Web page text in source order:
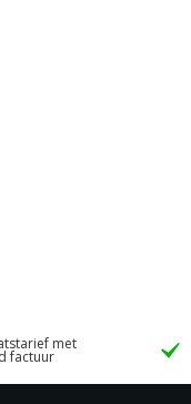
met
factuur